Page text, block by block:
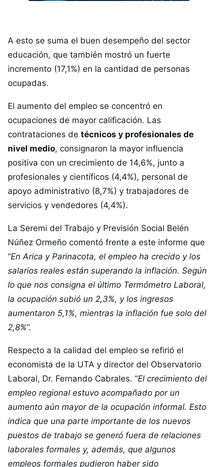
A esto se suma el buen desempeño del sector
educación, que también mostró un fuerte
incremento (17,1%) en la cantidad de personas
ocupadas.
El aumento del empleo se concentró en
ocupaciones de mayor calificación. Las
contrataciones de técnicos y profesionales de
nivel medio, consignaron la mayor influencia
positiva con un crecimiento de 14,6%, junto a
profesionales y científicos (4,4%), personal de
apoyo administrativo (8,7%) y trabajadores de
servicios y vendedores (4,4%).
La Seremi del Trabajo y Previsión Social Belén
Núñez Ormeño comentó frente a este informe que
“En Arica y Parinacota, el empleo ha crecido y los
salarios reales están superando la inflación. Según
lo que nos consigna el último Termómetro Laboral,
la ocupación subió un 2,3%, y los ingresos
aumentaron 5,1%, mientras la inflación fue solo del
2,8%”.
Respecto a la calidad del empleo se refirió el
economista de la UTA y director del Observatorio
Laboral, Dr. Fernando Cabrales. “El crecimiento del
empleo regional estuvo acompañado por un
aumento aún mayor de la ocupación informal. Esto
indica que una parte importante de los nuevos
puestos de trabajo se generó fuera de relaciones
laborales formales y, además, que algunos
empleos formales pudieron haber sido